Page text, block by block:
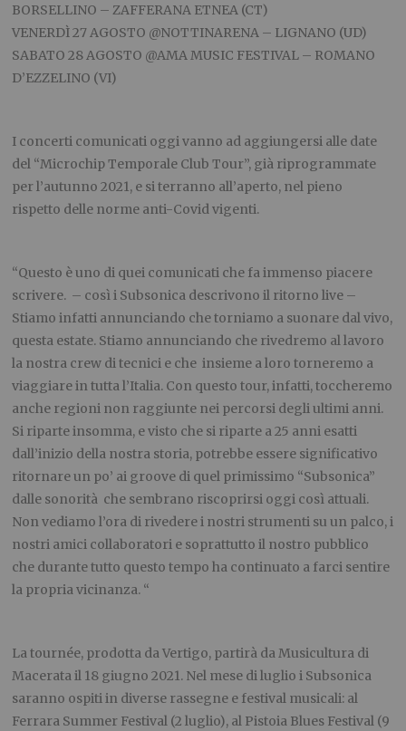
BORSELLINO – ZAFFERANA ETNEA (CT)
VENERDÌ 27 AGOSTO @NOTTINARENA – LIGNANO (UD)
SABATO 28 AGOSTO @AMA MUSIC FESTIVAL – ROMANO
D’EZZELINO (VI)
I concerti comunicati oggi vanno ad aggiungersi alle date
del “Microchip Temporale Club Tour”, già riprogrammate
per l’autunno 2021, e si terranno all’aperto, nel pieno
rispetto delle norme anti-Covid vigenti.
“Questo è uno di quei comunicati che fa immenso piacere
scrivere. – così i Subsonica descrivono il ritorno live –
Stiamo infatti annunciando che torniamo a suonare dal vivo,
questa estate. Stiamo annunciando che rivedremo al lavoro
la nostra crew di tecnici e che insieme a loro torneremo a
viaggiare in tutta l’Italia. Con questo tour, infatti, toccheremo
anche regioni non raggiunte nei percorsi degli ultimi anni.
Si riparte insomma, e visto che si riparte a 25 anni esatti
dall’inizio della nostra storia, potrebbe essere significativo
ritornare un po’ ai groove di quel primissimo “Subsonica”
dalle sonorità che sembrano riscoprirsi oggi così attuali.
Non vediamo l’ora di rivedere i nostri strumenti su un palco, i
nostri amici collaboratori e soprattutto il nostro pubblico
che durante tutto questo tempo ha continuato a farci sentire
la propria vicinanza. “
La tournée, prodotta da Vertigo, partirà da Musicultura di
Macerata il 18 giugno 2021. Nel mese di luglio i Subsonica
saranno ospiti in diverse rassegne e festival musicali: al
Ferrara Summer Festival (2 luglio), al Pistoia Blues Festival (9